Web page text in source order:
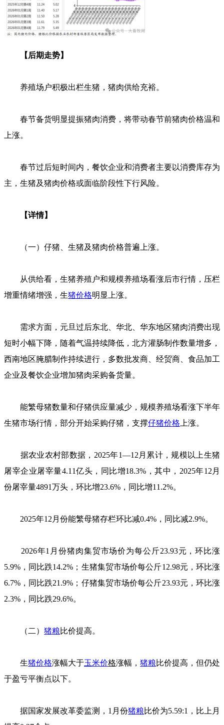
【后期走势】
养殖场户积极出栏生猪，猪肉供给充裕。
春节备货明显提振猪肉消费，将带动春节前猪肉价格温和
上涨。
春节过后短时间内，餐饮企业和消费者主要以消费库存为
主，生猪及猪肉价格或面临阶段性下行风险。
【详情】
（一）仔猪、生猪及猪肉价格普遍上涨。
从供给看，生猪养殖户和规模养殖场看涨后市行情，压栏
增重情绪增强，生猪价格明显上涨。
需求方面，元旦过后东北、华北、华东地区猪肉消费出现
短时小幅下降，随着气温持续降低，北方灌肠制作数量增多，
西南地区腌腊制作持续进行，多数批发商、经贸商、食品加工
企业及餐饮企业增加猪肉采购备货量。
能繁母猪数量和仔猪供应量减少，规模养殖场看涨下半年
生猪市场行情，部分开始采购仔猪，支撑仔猪价格 上涨。
据农业农村部数据，2025年1—12月累计，规模以上生猪
屠宰企业屠宰量4.11亿头，同比增18.3%，其中，2025年12月
份屠宰量4891万头，环比增23.6%，同比增11.2%。
2025年12月份能繁母猪存栏环比减0.4%，同比减2.9%。
2026年1月份猪肉集贸市场价为每公斤23.93元，环比涨
5.9%，同比跌14.2%；生猪集贸市场价每公斤12.98元，环比涨
6.7%，同比跌21.9%；仔猪集贸市场价每公斤23.93元，环比涨
2.3%，同比跌29.6%。
（二） 猪粮比价提高。
生猪价格涨幅大于玉米价格涨幅， 猪粮比价提高，但仍处
于盈亏平衡点以下。
据国家发展改革委监测，1月份猪粮比价为5.59:1，比上月